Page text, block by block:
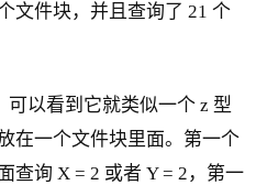
文件块，并且查询了 21 个
可以看到它就类似一个 z 型
在一个文件块里面。第一个
查询 X = 2 或者 Y = 2，第一